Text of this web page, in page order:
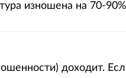
изношена на 70-
доходит.